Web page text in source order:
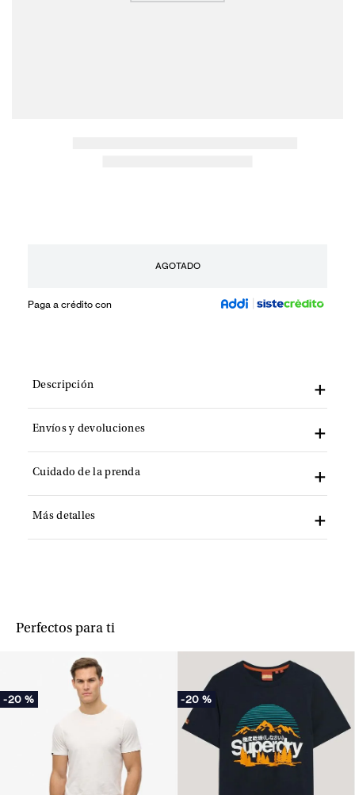
AGOTADO
Paga a crédito con
Descripción
Envíos y devoluciones
Cuidado de la prenda
Más detalles
Perfectos para ti
-20 % -20 %